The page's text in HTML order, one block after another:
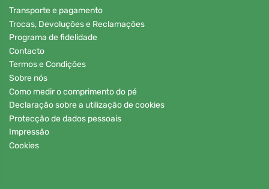
Transporte e pagamento
Trocas, Devoluções e Reclamações
Programa de fidelidade
Contacto
Termos e Condições
Sobre nós
Como medir o comprimento do pé
Declaração sobre a utilização de cookies
Protecção de dados pessoais
Impressão
Cookies